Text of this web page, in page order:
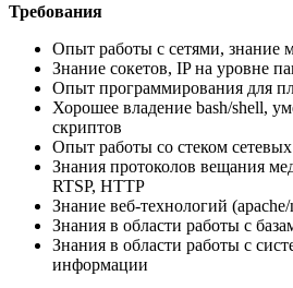
Требования
Опыт работы с сетями, знание
Знание сокетов, IP на уровне
Опыт программирования для
Хорошее владение bash/shell,
скриптов
Опыт работы со стеком
Знания протоколов вещания
RTSP, HTTP
Знание веб-технологий
Знания в области работы с
Знания в области работы с
информации